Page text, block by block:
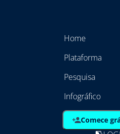
Home
Plataforma
Pesquisa
Infográfico
Comece